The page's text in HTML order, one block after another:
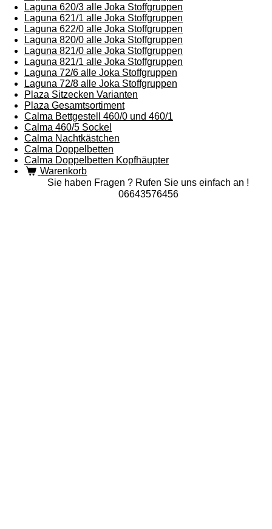
Laguna 620/3 alle Joka Stoffgruppen
Laguna 621/1 alle Joka Stoffgruppen
Laguna 622/0 alle Joka Stoffgruppen
Laguna 820/0 alle Joka Stoffgruppen
Laguna 821/0 alle Joka Stoffgruppen
Laguna 821/1 alle Joka Stoffgruppen
Laguna 72/6 alle Joka Stoffgruppen
Laguna 72/8 alle Joka Stoffgruppen
Plaza Sitzecken Varianten
Plaza Gesamtsortiment
Calma Bettgestell 460/0 und 460/1
Calma 460/5 Sockel
Calma Nachtkästchen
Calma Doppelbetten
Calma Doppelbetten Kopfhäupter
Warenkorb
Sie haben Fragen ? Rufen Sie uns einfach an !
06643576456